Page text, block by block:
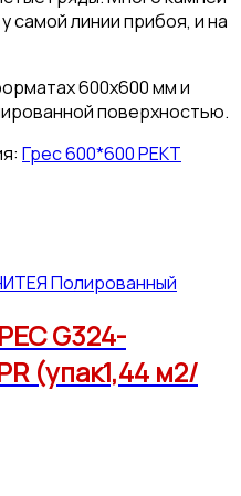
самой линии прибоя, и на
600х600 мм и
поверхностью.
Грес 600*600 РЕКТ
Полированный
G324-
(упак1,44 м2/